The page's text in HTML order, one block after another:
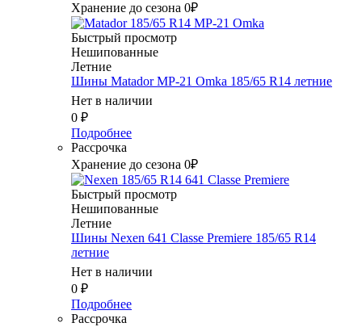
Хранение до сезона 0₽
Быстрый просмотр
Нешипованные
Летние
Шины Matador MP-21 Omka 185/65 R14 летние
Нет в наличии
0 ₽
Подробнее
Рассрочка
Хранение до сезона 0₽
Быстрый просмотр
Нешипованные
Летние
Шины Nexen 641 Classe Premiere 185/65 R14
летние
Нет в наличии
0 ₽
Подробнее
Рассрочка